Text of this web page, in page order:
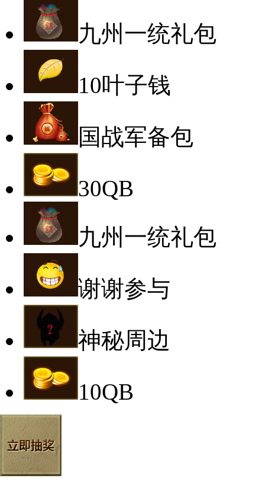
九州一统礼包
10叶子钱
国战军备包
30QB
九州一统礼包
谢谢参与
神秘周边
10QB